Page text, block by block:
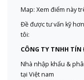
Map: Xem điểm này
Đề được tư vấn kỹ
tôi:
CÔNG TY TNHH TÍN
Nhà nhập khẩu &
tại Việt nam